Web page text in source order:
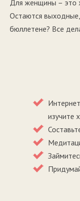
Для женщины – это
Остаются
бюллетене? Все
изучите